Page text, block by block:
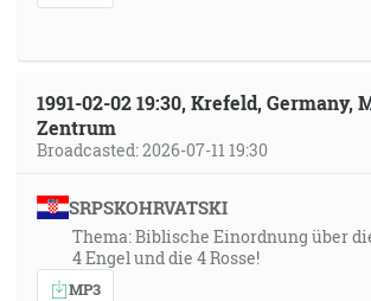
1991-02-02 19:30, Krefeld, Germany,
Zentrum
Broadcasted: 2026-07-11 19:30
SRPSKOHRVATSKI
Thema: Biblische Einordnung über
4 Engel und die 4 Rosse!
MP3